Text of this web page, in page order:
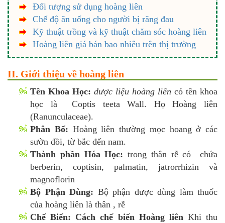
Đối tượng sử dụng hoàng liên
Chế độ ăn uống cho người bị răng đau
Kỹ thuật trồng và kỹ thuật chăm sóc hoàng liên
Hoàng liên giá bán bao nhiêu trên thị trường
II. Giới thiệu về hoàng liên
Tên Khoa Học: dược liệu hoàng liên có tên khoa
học là Coptis teeta Wall. Họ Hoàng liên
(Ranunculaceae).
Phân Bố: Hoàng liên thường mọc hoang ở các
sườn đồi, từ bắc đến nam.
Thành phần Hóa Học:trong thân rễ có chứa
berberin, coptisin, palmatin, jatrorrhizin và
magnoflorin
Bộ Phận Dùng: Bộ phận được dùng làm thuốc
của hoàng liên là thân , rễ
Chế Biến: Cách chế biến Hoàng liênKhi thu